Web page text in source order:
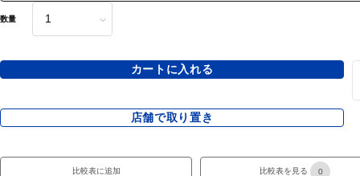
数量
カートに入れる
店舗で取り置き
比較表に追加 比較表を見る 0